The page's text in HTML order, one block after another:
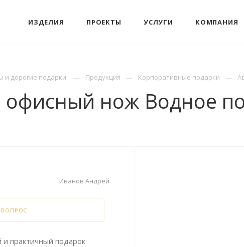
ИЗДЕЛИЯ ПРОЕКТЫ УСЛУГИ КОМПАНИЯ
и дорогие подарки. Продукция Корпоративные подарки
офисный нож Водное
Иванов Андрей
ВОПРОС
практичный подарок